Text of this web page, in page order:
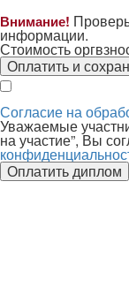
Внимание!
информации.
Стоимость
Оплатить и
Согласие на
Уважаемые
на участие”, Вы